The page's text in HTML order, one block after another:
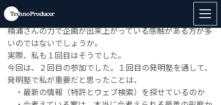
●どの参加者さんも同じとは思いませんが、多くの参加者
さんが、自分の力というより、
楠浦さんの力で企画が出来上がっている感触がある方が多
いのではないでしょうか。
実際、私も１回目はそうでした。
今回は、２回目の参加でした。１回目の発明塾を通して、
発明塾で私が重要だと思ったことは、
・最新の情報（特許とウェブ検索）を探せているのか